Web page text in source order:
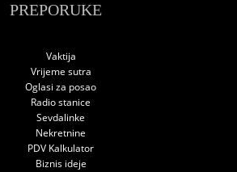
PREPORUKE
Vaktija
Vrijeme sutra
Oglasi za posao
Radio stanice
Sevdalinke
Nekretnine
PDV Kalkulator
Biznis ideje